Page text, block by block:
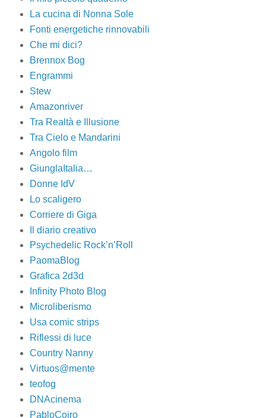
La cucina di Nonna Sole
Fonti energetiche rinnovabili
Che mi dici?
Brennox Bog
Engrammi
Stew
Amazonriver
Tra Realtà e Illusione
Tra Cielo e Mandarini
Angolo film
GiunglaItalia…
Donne IdV
Lo scaligero
Corriere di Giga
Il diario creativo
Psychedelic Rock’n’Roll
PaomaBlog
Grafica 2d3d
Infinity Photo Blog
Microliberismo
Usa comic strips
Riflessi di luce
Country Nanny
Virtuos@mente
teofog
DNAcinema
PabloCoiro